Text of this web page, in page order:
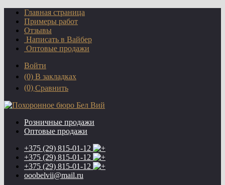
Главная страница
Примеры работ
Отзывы
Написать в Вайбер
Оптовые продажи
Войти
(0) В закладках
(0) Сравнить
Розничные продажи
Оптовые продажи
+375 (29) 815-01-12
+375 (29) 815-01-12
+375 (29) 815-01-12
ooobelvii@mail.ru